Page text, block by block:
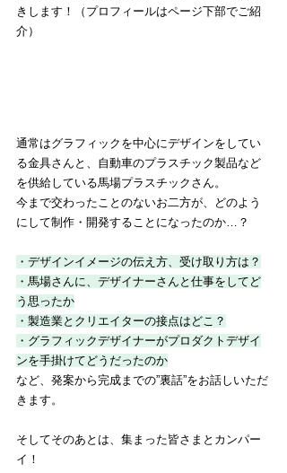
きします！（プロフィールはページ下部でご紹
介）
通常はグラフィックを中心にデザインをしてい
る金具さんと、自動車のプラスチック製品など
を供給している馬場プラスチックさん。
今まで交わったことのないお二方が、どのよう
にして制作・開発することになったのか…？
・デザインイメージの伝え方、受け取り方は？
・馬場さんに、デザイナーさんと仕事をしてど
う思ったか
・製造業とクリエイターの接点はどこ？
・グラフィックデザイナーがプロダクトデザイ
ンを手掛けてどうだったのか
など、発案から完成までの”裏話”をお話しいただ
きます。
そしてそのあとは、集まった皆さまとカンパー
イ！